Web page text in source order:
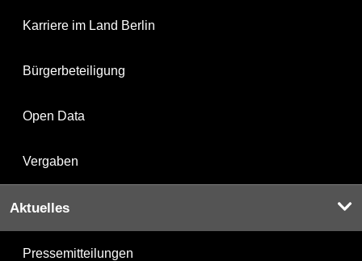
Karriere im Land Berlin
Bürgerbeteiligung
Open Data
Vergaben
Aktuelles
Pressemitteilungen